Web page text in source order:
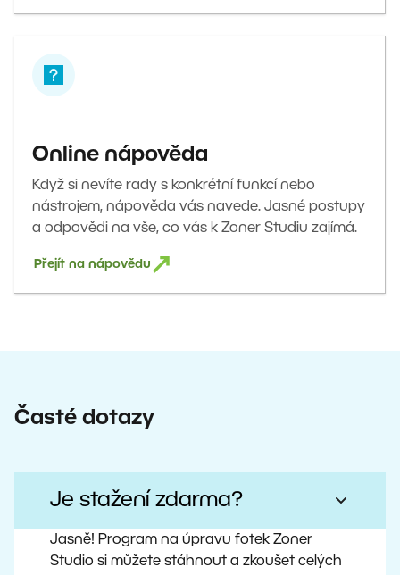
Online nápověda
Když si nevíte rady s konkrétní funkcí nebo
nástrojem, nápověda vás navede. Jasné postupy
a odpovědi na vše, co vás k Zoner Studiu zajímá.
Přejít na nápovědu
Časté dotazy
Je stažení zdarma?
Jasně! Program na úpravu fotek Zoner
Studio si můžete stáhnout a zkoušet celých